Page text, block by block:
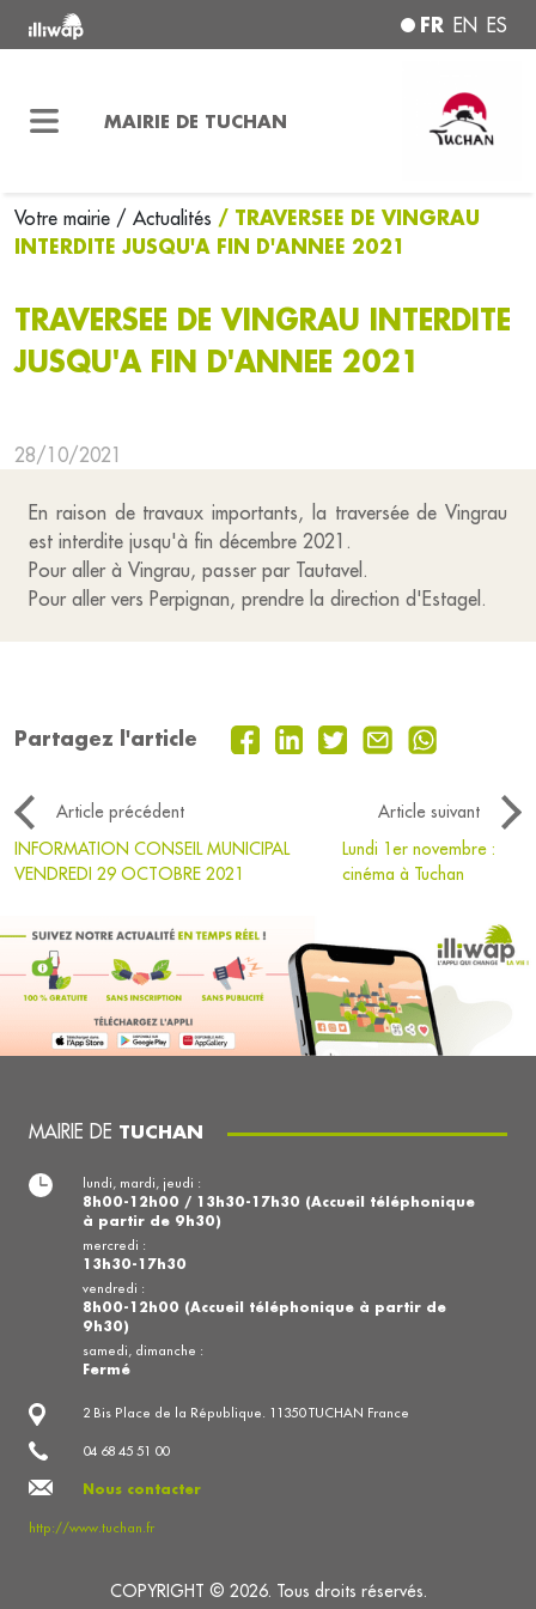
FR EN ES
MAIRIE DE TUCHAN
Votre mairie / Actualités / TRAVERSEE DE VINGRAU
INTERDITE JUSQU'A FIN D'ANNEE 2021
TRAVERSEE DE VINGRAU INTERDITE
JUSQU'A FIN D'ANNEE 2021
28/10/2021
En raison de travaux importants, la traversée de Vingrau
est interdite jusqu'à fin décembre 2021.
Pour aller à Vingrau, passer par Tautavel.
Pour aller vers Perpignan, prendre la direction d'Estagel.
Partagez l'article
Article précédent
Article suivant
INFORMATION CONSEIL MUNICIPAL
VENDREDI 29 OCTOBRE 2021
Lundi 1er novembre :
cinéma à Tuchan
MAIRIE DE TUCHAN
2 Bis Place de la République. 11350 TUCHAN France
04 68 45 51 00
Nous contacter
http://www.tuchan.fr
lundi, mardi, jeudi :
8h00-12h00 / 13h30-17h30 (Accueil téléphonique
à partir de 9h30)
mercredi :
13h30-17h30
vendredi :
8h00-12h00 (Accueil téléphonique à partir de
9h30)
samedi, dimanche :
Fermé
COPYRIGHT © 2026. Tous droits réservés.